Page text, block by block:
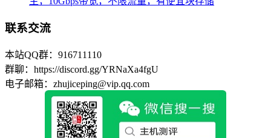
联系交流
本站QQ群：916711110
群聊：https://discord.gg/YRNaXa4fgU
电子邮箱：zhujiceping@vip.qq.com